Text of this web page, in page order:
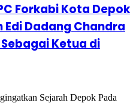
Forkabi Kota Depok
Edi Dadang Chandra
Ketua di
Sejarah Depok Pada